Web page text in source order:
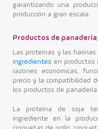
garantizando una
producción a gran escala.
Productos de
Las proteínas y las
ingredientes en productos
razones económicas,
precio y la compatibilidad
los productos de panadería.
La proteína de soja
ingrediente en la